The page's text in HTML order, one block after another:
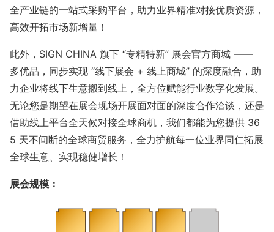
全产业链的一站式采购平台，助力业界精准对接优质资源，
高效开拓市场新增量！
此外，SIGN CHINA 旗下 “专精特新” 展会官方商城 ——
多优品，同步实现 “线下展会 + 线上商城” 的深度融合，助
力企业将线下生意搬到线上，全方位赋能行业数字化发展。
无论您是期望在展会现场开展面对面的深度合作洽谈，还是
借助线上平台全天候对接全球商机，我们都能为您提供 36
5 天不间断的全球商贸服务，全力护航每一位业界同仁拓展
全球生意、实现稳健增长！
展会规模：